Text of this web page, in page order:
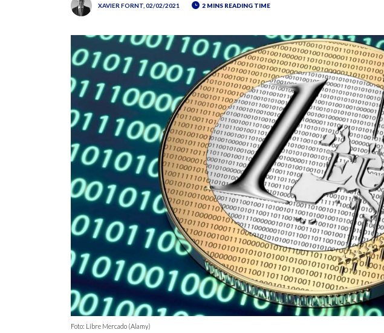
XAVIER FORNT , 02/02/2021 2 MINS READING TIME
Foto: Libre Mercado (Alamy)